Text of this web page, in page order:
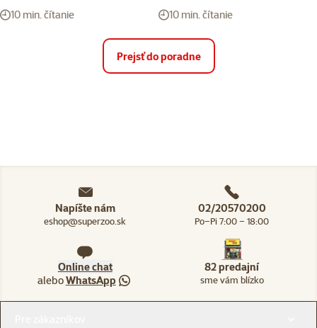
10 min. čítanie 10 min. čítanie
Prejsť do poradne
Napíšte nám
eshop@superzoo.sk
02/20570200
Po–Pi 7:00 – 18:00
Online chat
aleboWhatsApp
82 predajní
sme vám blízko